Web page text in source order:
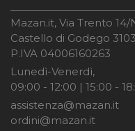
Mazan.it, Via Trento 14/
Castello di Godego
P.IVA 04006160263
Lunedì-Venerdì,
09:00 - 12:00 | 15:00 -
assistenza@mazan.it
ordini@mazan.it